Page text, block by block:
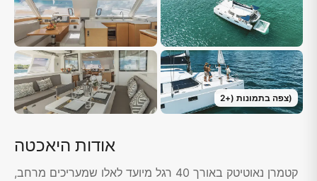
צפה בתמונות (+
2 )
אודות היאכטה
קטמרן נאוטיטק באורך 40 רגל מיועד לאלו שמעריכים מרחב,